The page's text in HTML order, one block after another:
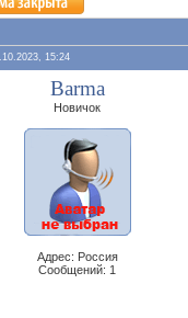
15:24
Barma
Новичок
Адрес: Россия
Сообщений: 1